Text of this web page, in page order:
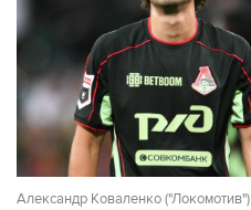
Александр Коваленко ("Локомотив")